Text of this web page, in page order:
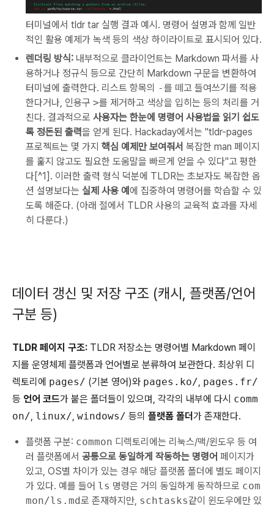
터미널에서 tldr tar 실행 결과 예시. 명령어 설명과 함께 일반
적인 활용 예제가 녹색 등의 색상 하이라이트로 표시되어 있다.
렌더링 방식: 내부적으로 클라이언트는 Markdown 파서를 사
용하거나 정규식 등으로 간단히 Markdown 구문을 변환하여
터미널에 출력한다. 리스트 항목의 -를 떼고 들여쓰기를 적용
한다거나, 인용구 >를 제거하고 색상을 입히는 등의 처리를 거
친다. 결과적으로 사용자는 한눈에 명령어 사용법을 읽기 쉽도
록 정돈된 출력을 얻게 된다. Hackaday에서는 "tldr-pages
프로젝트는 몇 가지 핵심 예제만 보여줘서 복잡한 man 페이지
를 훑지 않고도 필요한 도움말을 빠르게 얻을 수 있다"고 평한
다[^1]. 이러한 출력 형식 덕분에 TLDR는 초보자도 복잡한 옵
션 설명보다는 실제 사용 예 에 집중하여 명령어를 학습할 수 있
도록 해준다. (아래 절에서 TLDR 사용의 교육적 효과를 자세
히 다룬다.)
데이터 갱신 및 저장 구조 (캐시, 플랫폼/언어
구분 등)
TLDR 페이지 구조: TLDR 저장소는 명령어별 Markdown 페이
지를 운영체제 플랫폼과 언어별로 분류하여 보관한다. 최상위 디
렉토리에 pages/ (기본 영어)와 pages.ko/, pages.fr/
등 언어 코드가 붙은 폴더들이 있으며, 각각의 내부에 다시 comm
on/, linux/, windows/ 등의 플랫폼 폴더가 존재한다.
플랫폼 구분: common 디렉토리에는 리눅스/맥/윈도우 등 여
러 플랫폼에서 공통으로 동일하게 작동하는 명령어 페이지가
있고, OS별 차이가 있는 경우 해당 플랫폼 폴더에 별도 페이지
가 있다. 예를 들어 ls 명령은 거의 동일하게 동작하므로 com
mon/ls.md로 존재하지만, schtasks같이 윈도우에만 있